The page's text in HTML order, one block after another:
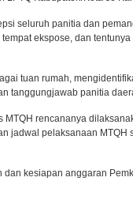
seluruh panitia dan
ekspose, dan
tuan rumah,
tanggungjawab panitia
rencananya
jadwal pelaksanaan
kesiapan anggaran